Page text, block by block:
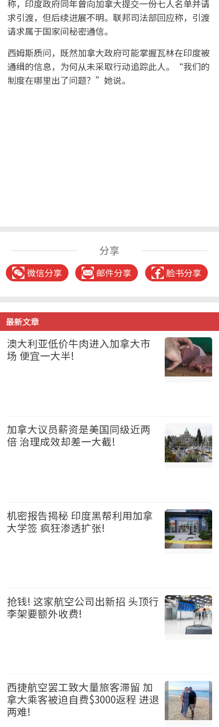
称，印度政府同年曾向加拿大提交一份七人名单并请
求引渡，但后续进展不明。联邦司法部回应称，引渡
请求属于国家间秘密通信。
西姆斯质问，既然加拿大政府可能掌握瓦林在印度被
通缉的信息，为何从未采取行动追踪此人。“我们的
制度在哪里出了问题？”她说。
分享
微信分享 邮件分享 脸书分享
最新文章
澳大利亚低价牛肉进入加拿大市
场 便宜一大半!
加拿大议员薪资是美国同级近两
倍 治理成效却差一大截!
机密报告揭秘 印度黑帮利用加拿
大学签 疯狂渗透扩张!
抢钱! 这家航空公司出新招 头顶行
李架要额外收费!
西捷航空罢工致大量旅客滞留 加
拿大乘客被迫自费$3000返程 进退
两难!